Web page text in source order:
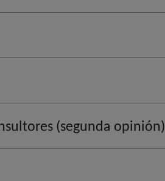
(segunda opinión)